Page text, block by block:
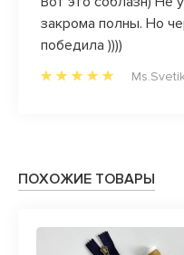
закрома полны. Но
победила ))))
ПОХОЖИЕ ТОВАРЫ